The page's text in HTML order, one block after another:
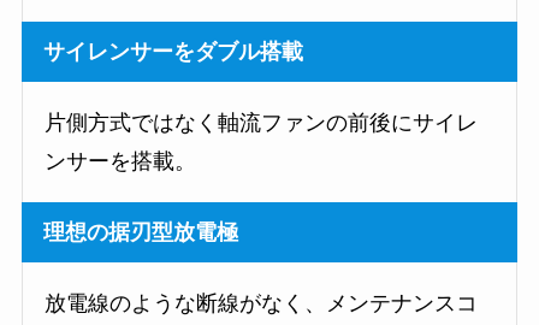
サイレンサーをダブル搭載
片側方式ではなく軸流ファンの前後にサイレ
ンサーを搭載。
理想の据刃型放電極
放電線のような断線がなく、メンテナンスコ